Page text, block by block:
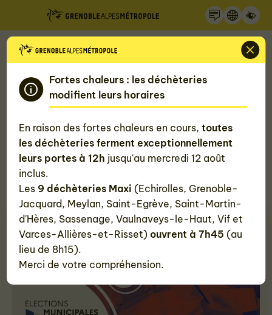
Panneau de gestion des cookies
Fortes chaleurs : les déchèteries
modifient leurs horaires
En raison des fortes chaleurs en cours,toutes
les déchèteries ferment exceptionnellement
leurs portes à 12h jusqu'au mercredi 12 août
inclus.
Les 9 déchèteries Maxi (Echirolles, Grenoble-
Jacquard, Meylan, Saint-Egrève, Saint-Martin-
d'Hères, Sassenage, Vaulnaveys-le-Haut, Vif et
Varces-Allières-et-Risset) ouvrent à 7h45(au
lieu de 8h15).
Merci de votre compréhension.
Accueil
Mon quotidien, ma Métropole
La Métropole de Grenoble
Elections municipales et
métropolitaines 2026
Les prochaines élections municipales auront lieu les
15 et 22 mars 2026. Lors du même scrutin seront
également désignés les conseillers métropolitains.